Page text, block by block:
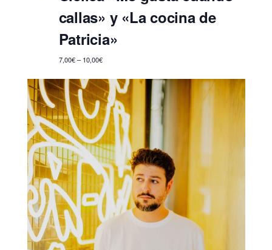
callas» y «La cocina de
Patricia»
7,00€ – 10,00€